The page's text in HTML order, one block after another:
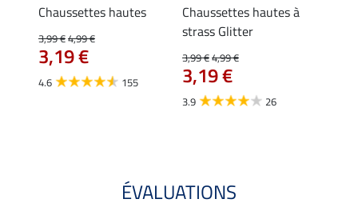
Chaussettes hautes
3,99 €4,99 €
3,19 €
4.6 155
Chaussettes hautes à
strass Glitter
3,99 €4,99 €
3,19 €
3.9 26
ÉVALUATIONS